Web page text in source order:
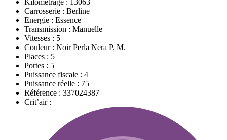
Carrosserie : Berline
Energie : Essence
Transmission : Manuelle
Vitesses : 5
Couleur : Noir Perla Nera P. M.
Places : 5
Portes : 5
Puissance fiscale : 4
Puissance réelle : 75
Référence : 337024387
Crit’air :